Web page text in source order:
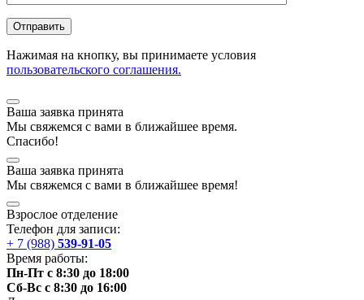
Нажимая на кнопку, вы принимаете условия
пользовательского соглашения.
Ваша заявка принята
Мы свяжемся с вами в ближайшее время.
Спасибо!
Ваша заявка принята
Мы свяжемся с вами в ближайшее время!
Взрослое отделение
Телефон для записи:
+ 7 (988) 539-91-05
Время работы:
Пн-Пт с 8:30 до 18:00
Сб-Вс с 8:30 до 16:00